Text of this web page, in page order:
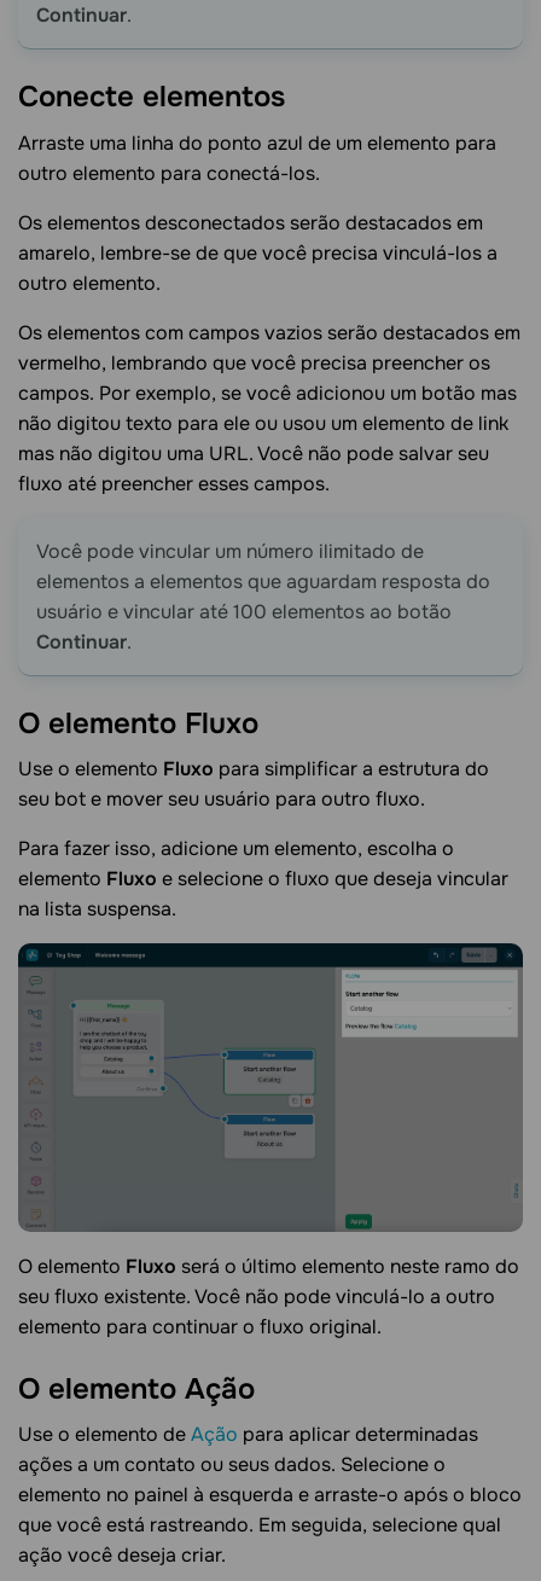
Continuar.
Conecte elementos
Arraste uma linha do ponto azul de um elemento para
outro elemento para conectá-los.
Os elementos desconectados serão destacados em
amarelo, lembre-se de que você precisa vinculá-los a
outro elemento.
O​​s elementos com campos vazios serão destacados em
vermelho, lembrando que você precisa preencher os
campos. Por exemplo, se você adicionou um botão mas
não digitou texto para ele ou usou um elemento de link
mas não digitou uma URL. Você não pode salvar seu
fluxo até preencher esses campos.
Você pode vincular um número ilimitado de
elementos a elementos que aguardam resposta do
usuário e vincular até 100 elementos ao botão
Continuar.
O elemento Fluxo
Use o elemento Fluxo para simplificar a estrutura do
seu bot e mover seu usuário para outro fluxo.
Para fazer isso, adicione um elemento, escolha o
elemento Fluxo e selecione o fluxo que deseja vincular
na lista suspensa.
O elemento Fluxo será o último elemento neste ramo do
seu fluxo existente. Você não pode vinculá-lo a outro
elemento para continuar o fluxo original.
O elemento Ação
Use o elemento deAção para aplicar determinadas
ações a um contato ou seus dados. Selecione o
elemento no painel à esquerda e arraste-o após o bloco
que você está rastreando. Em seguida, selecione qual
ação você deseja criar.